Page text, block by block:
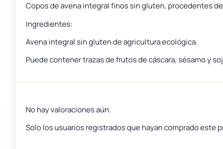
Copos de avena integral finos sin gluten, procedentes
Ingredientes:
Avena integral sin gluten de agricultura ecológica.
Puede contener trazas de frutos de cáscara, sésamo y
No hay valoraciones aún.
Solo los usuarios registrados que hayan comprado este